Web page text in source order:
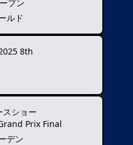
プン
ルド
8th
スショー
Prix Final
デン